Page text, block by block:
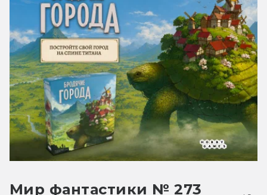
Мир фантастики № 273